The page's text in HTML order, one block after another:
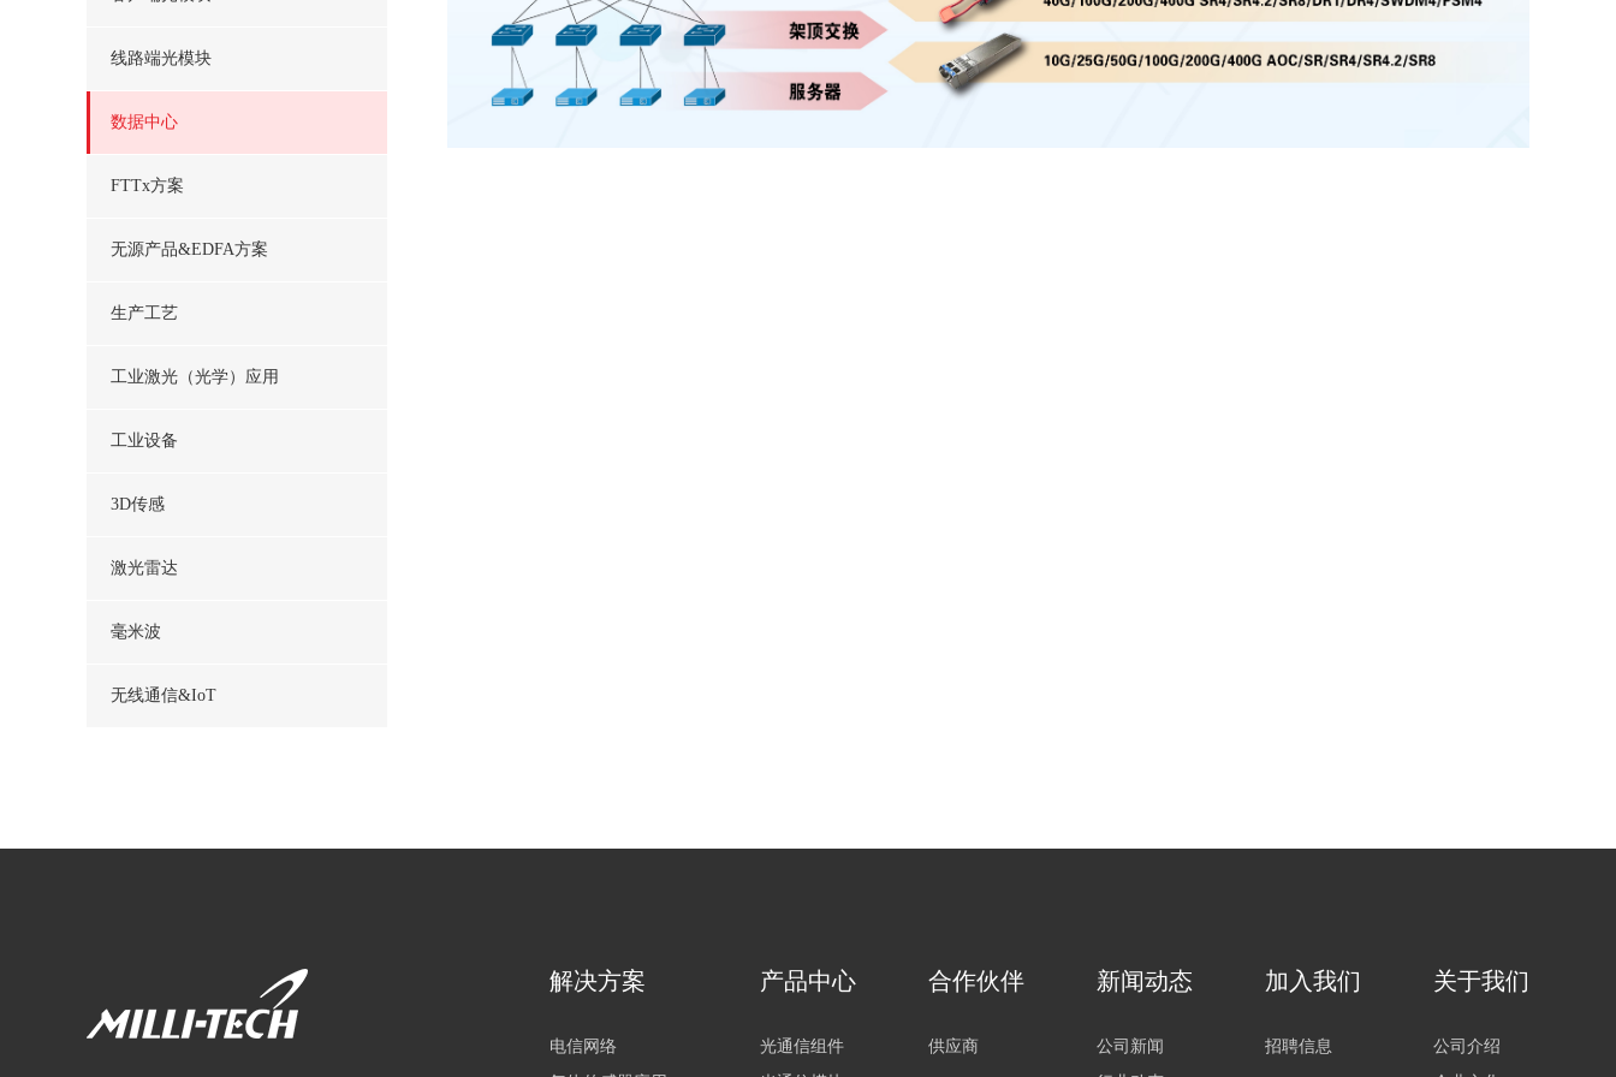
线路端光模块
数据中心
FTTx方案
无源产品&EDFA方案
生产工艺
工业激光（光学）应用
工业设备
3D传感
激光雷达
毫米波
无线通信&IoT
解决方案
电信网络
产品中心
光通信组件
合作伙伴
供应商
新闻动态
公司新闻
加入我们
招聘信息
关于我们
公司介绍